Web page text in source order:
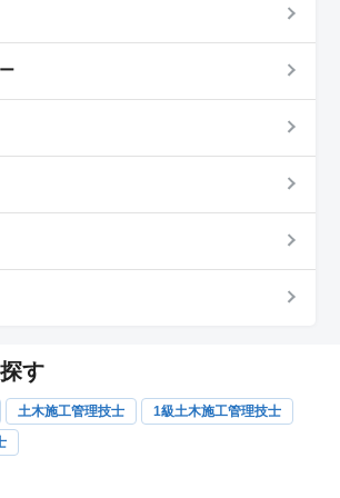
す
土木施工管理技士
1級土木施工管理技士